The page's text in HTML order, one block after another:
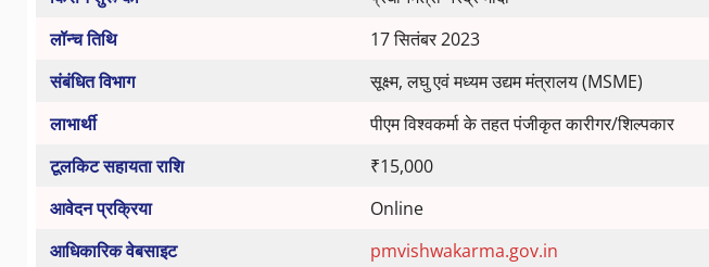
लॉन्च तिथि
17 सितंबर 2023
संबंधित विभाग
सूक्ष्म, लघु एवं मध्यम उद्यम मंत्रालय (MSME)
लाभार्थी
पीएम विश्वकर्मा के तहत पंजीकृत कारीगर/शिल्पकार
टूलकिट सहायता राशि
₹15,000
आवेदन प्रक्रिया
Online
आधिकारिक वेबसाइट
pmvishwakarma.gov.in